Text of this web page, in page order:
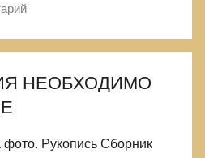
НЕОБХОДИМО
фото. Рукопись Сборник